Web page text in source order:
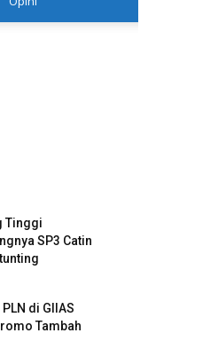
Tinggi
SP3 Catin
di GIIAS
Tambah